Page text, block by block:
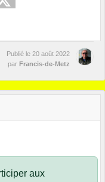
Publié le 20 août 2022
par Francis-de-Metz
aux